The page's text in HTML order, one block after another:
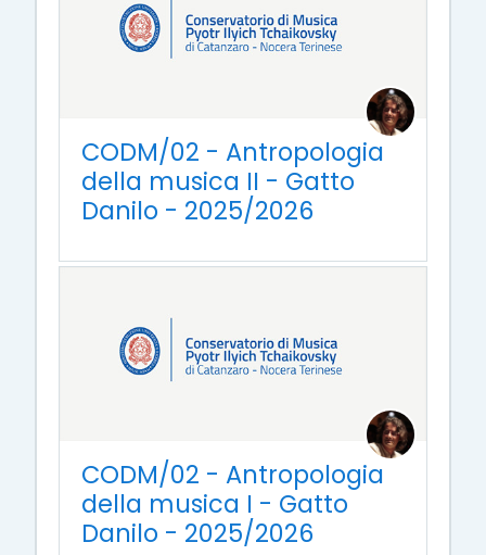
CODM/02 - Antropologia
della musica II - Gatto
Danilo - 2025/2026
CODM/02 - Antropologia
della musica I - Gatto
Danilo - 2025/2026